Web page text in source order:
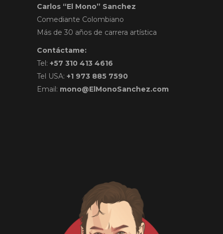
Carlos “El Mono” Sanchez
Comediante Colombiano
Más de 30 años de carrera artística
Contáctame:
Tel: +57 310 413 4616
Tel USA: +1 973 885 7590
Email: mono@ElMonoSanchez.com